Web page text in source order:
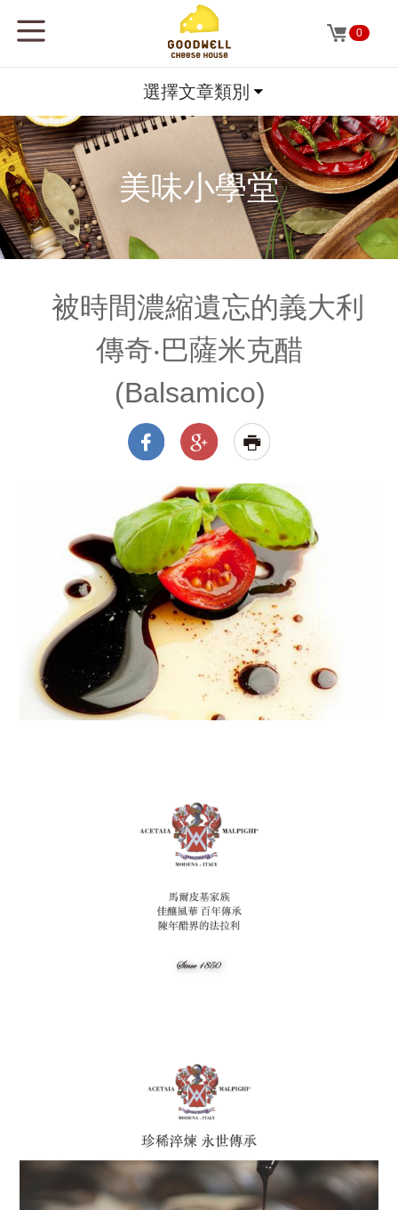
0
美味小學堂
選擇文章類別
被時間濃縮遺忘的義大利
傳奇‧巴薩米克醋
(Balsamico)